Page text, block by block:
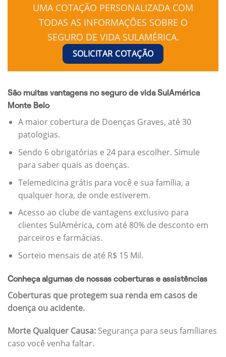
UMA COTAÇÃO PERSONALIZADA COM
TODAS AS INFORMAÇÕES SOBRE O
SEGURO DE VIDA SULAMÉRICA.
SOLICITAR COTAÇÃO
São muitas vantagens no seguro de vida SulAmérica
Monte Belo
A maior cobertura de Doenças Graves, até 30
patologias.
Sendo 6 obrigatórias e 24 para escolher. Simule
para saber quais as doenças.
Telemedicina grátis para você e sua família, a
qualquer hora, de onde estiverem.
Acesso ao clube de vantagens exclusivo para
clientes SulAmérica, com até 80% de desconto em
parceiros e farmácias.
Sorteio mensais de até R$ 15 Mil.
Conheça algumas de nossas coberturas e assistências
Coberturas que protegem sua renda em casos de
doença ou acidente.
Morte Qualquer Causa: Segurança para seus famíliares
caso você venha faltar.